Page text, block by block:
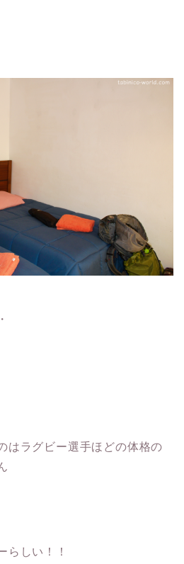
はラグビー選手ほどの体格の
らしい！！